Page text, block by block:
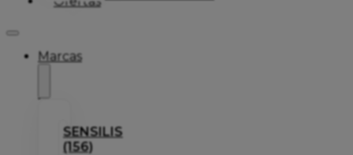
Marcas
SENSILIS
(156)